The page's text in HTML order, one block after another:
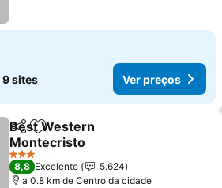
9 sites Ver preços
PartilharAdicionar aos favoritos
Best Western
Montecristo
Ver preços
3 Estrelas
8,8 Excelente
5.624
a 0.8 km de Centro da cidade